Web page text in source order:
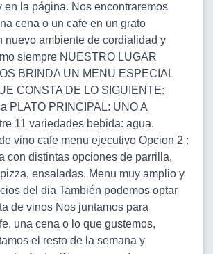
en la página. Nos encontraremos
cena o un cafe en un grato
nuevo ambiente de cordialidad y
siempre NUESTRO LUGAR
BRINDA UN MENU ESPECIAL
CONSTA DE LO SIGUIENTE:
PLATO PRINCIPAL: UNO A
11 variedades bebida: agua.
vino cafe menu ejecutivo Opcion 2 :
con distintas opciones de parrilla,
ensaladas, Menu muy amplio y
del dia También podemos optar
de vinos Nos juntamos para
una cena o lo que gustemos,
el resto de la semana y